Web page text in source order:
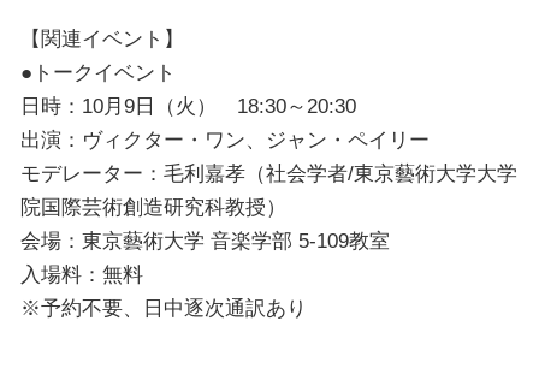
【関連イベント】
●トークイベント
日時：10月9日（火） 18:30～20:30
出演：ヴィクター・ワン、ジャン・ペイリー
モデレーター：毛利嘉孝（社会学者/東京藝術大学大学
院国際芸術創造研究科教授）
会場：東京藝術大学 音楽学部 5-109教室
入場料：無料
※予約不要、日中逐次通訳あり